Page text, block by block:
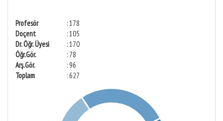
Profesör
: 178
Doçent
: 105
Dr. Öğr. Üyesi
: 170
Öğr.Gör.
: 78
Arş.Gör.
: 96
Toplam
: 627